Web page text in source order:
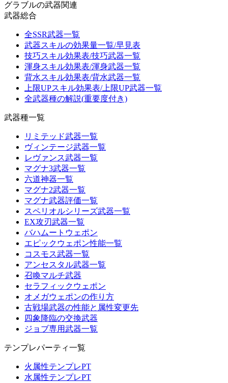
グラブルの武器関連
武器総合
全SSR武器一覧
武器スキルの効果量一覧/早見表
技巧スキル効果表/技巧武器一覧
渾身スキル効果表/渾身武器一覧
背水スキル効果表/背水武器一覧
上限UPスキル効果表/上限UP武器一覧
全武器種の解説(重要度付き)
武器種一覧
リミテッド武器一覧
ヴィンテージ武器一覧
レヴァンス武器一覧
マグナ3武器一覧
六道神器一覧
マグナ2武器一覧
マグナ武器評価一覧
スペリオルシリーズ武器一覧
EX攻刃武器一覧
バハムートウェポン
エピックウェポン性能一覧
コスモス武器一覧
アンセスタル武器一覧
召喚マルチ武器
セラフィックウェポン
オメガウェポンの作り方
古戦場武器の性能と属性変更先
四象降臨の交換武器
ジョブ専用武器一覧
テンプレパーティ一覧
火属性テンプレPT
水属性テンプレPT